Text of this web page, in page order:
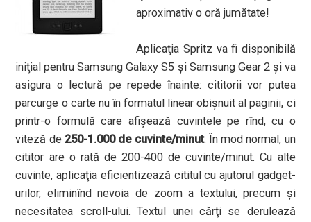
aproximativ o oră jumătate!
Aplicaţia Spritz va fi disponibilă
iniţial pentru Samsung Galaxy S5 şi Samsung Gear 2 şi va
asigura o lectură pe repede înainte: cititorii vor putea
parcurge o carte nu în formatul linear obişnuit al paginii, ci
printr-o formulă care afişează cuvintele pe rînd, cu o
viteză de 250-1.000 de cuvinte/minut. În mod normal, un
cititor are o rată de 200-400 de cuvinte/minut. Cu alte
cuvinte, aplicaţia eficientizează cititul cu ajutorul gadget-
urilor, eliminînd nevoia de zoom a textului, precum şi
necesitatea scroll-ului. Textul unei cărţi se derulează